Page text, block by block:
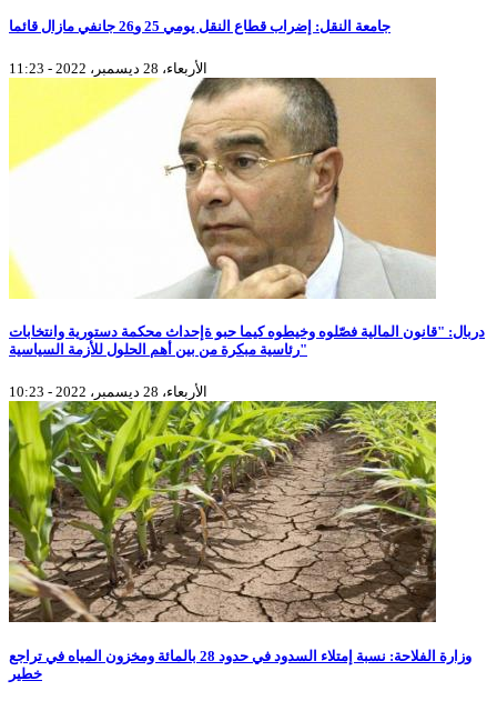
جامعة النقل: إضراب قطاع النقل يومي 25 و26 جانفي مازال قائما
الأربعاء، 28 ديسمبر، 2022 - 11:23
دربال: "قانون المالية فصّلوه وخيطوه كيما حبو ةإحداث محكمة دستورية وانتخابات
رئاسية مبكرة من بين أهم الحلول للأزمة السياسية"
الأربعاء، 28 ديسمبر، 2022 - 10:23
وزارة الفلاحة: نسبة إمتلاء السدود في حدود 28 بالمائة ومخزون المياه في تراجع
خطير